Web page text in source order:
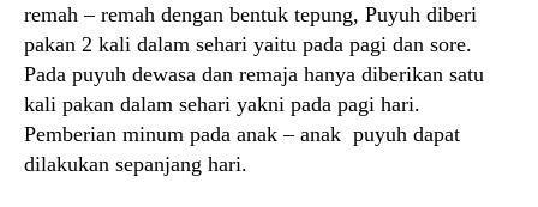
remah – remah dengan bentuk tepung, Puyuh diberi
pakan 2 kali dalam sehari yaitu pada pagi dan sore.
Pada puyuh dewasa dan remaja hanya diberikan satu
kali pakan dalam sehari yakni pada pagi hari.
Pemberian minum pada anak – anak puyuh dapat
dilakukan sepanjang hari.